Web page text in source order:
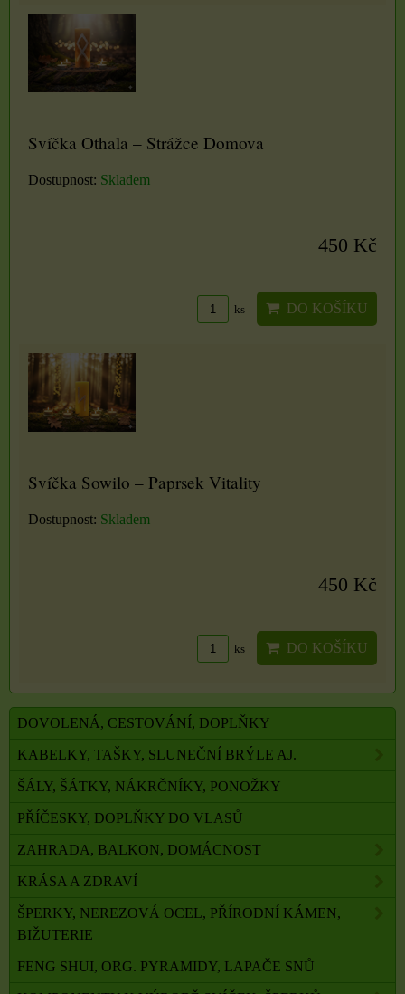
Svíčka Othala – Strážce Domova
Dostupnost: Skladem
450 Kč
ks DO KOŠÍKU
Svíčka Sowilo – Paprsek Vitality
Dostupnost: Skladem
450 Kč
ks DO KOŠÍKU
DOVOLENÁ, CESTOVÁNÍ, DOPLŇKY
KABELKY, TAŠKY, SLUNEČNÍ BRÝLE AJ.
ŠÁLY, ŠÁTKY, NÁKRČNÍKY, PONOŽKY
PŘÍČESKY, DOPLŇKY DO VLASŮ
ZAHRADA, BALKON, DOMÁCNOST
KRÁSA A ZDRAVÍ
ŠPERKY, NEREZOVÁ OCEL, PŘÍRODNÍ KÁMEN,
BIŽUTERIE
FENG SHUI, ORG. PYRAMIDY, LAPAČE SNŮ